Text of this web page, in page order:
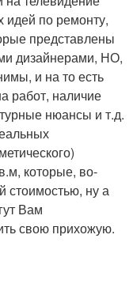
идей по ремонту,
представлены
дизайнерами, НО,
и на то есть
работ, наличие
нюансы и т.д.
которые, во-
стоимостью, ну а
Вам
свою прихожую.